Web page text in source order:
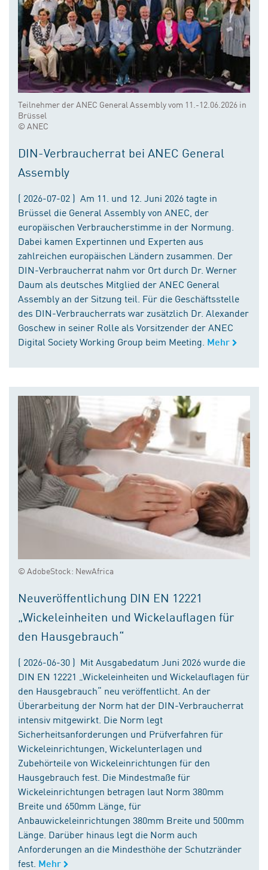
Teilnehmer der ANEC General Assembly vom 11.-12.06.2026 in
Brüssel
© ANEC
DIN-Verbraucherrat bei ANEC General
Assembly
( 2026-07-02 ) Am 11. und 12. Juni 2026 tagte in
Brüssel die General Assembly von ANEC, der
europäischen Verbraucherstimme in der Normung.
Dabei kamen Expertinnen und Experten aus
zahlreichen europäischen Ländern zusammen. Der
DIN-Verbraucherrat nahm vor Ort durch Dr. Werner
Daum als deutsches Mitglied der ANEC General
Assembly an der Sitzung teil. Für die Geschäftsstelle
des DIN-Verbraucherrats war zusätzlich Dr. Alexander
Goschew in seiner Rolle als Vorsitzender der ANEC
Digital Society Working Group beim Meeting. Mehr
© AdobeStock: NewAfrica
Neuveröffentlichung DIN EN 12221
„Wickeleinheiten und Wickelauflagen für
den Hausgebrauch“
( 2026-06-30 ) Mit Ausgabedatum Juni 2026 wurde die
DIN EN 12221 „Wickeleinheiten und Wickelauflagen für
den Hausgebrauch“ neu veröffentlicht. An der
Überarbeitung der Norm hat der DIN-Verbraucherrat
intensiv mitgewirkt. Die Norm legt
Sicherheitsanforderungen und Prüfverfahren für
Wickeleinrichtungen, Wickelunterlagen und
Zubehörteile von Wickeleinrichtungen für den
Hausgebrauch fest. Die Mindestmaße für
Wickeleinrichtungen betragen laut Norm 380mm
Breite und 650mm Länge, für
Anbauwickeleinrichtungen 380mm Breite und 500mm
Länge. Darüber hinaus legt die Norm auch
Anforderungen an die Mindesthöhe der Schutzränder
fest. Mehr